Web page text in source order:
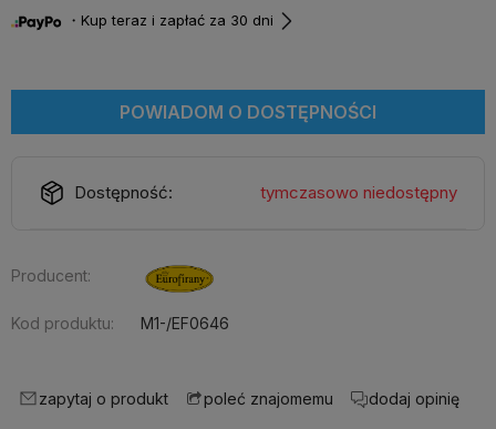
・Kup teraz i zapłać za 30 dni
POWIADOM O DOSTĘPNOŚCI
Dostępność: tymczasowo niedostępny
Producent:
Kod produktu: M1-/EF0646
zapytaj o produkt poleć znajomemu dodaj opinię